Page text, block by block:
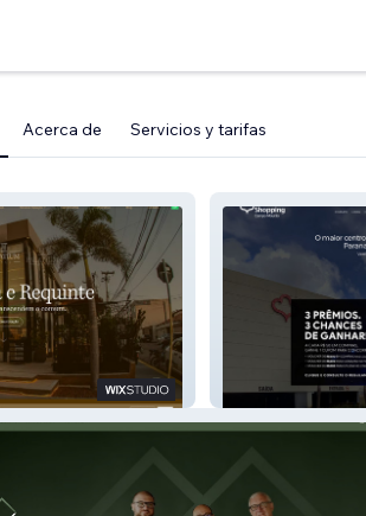
Acerca de Servicios y tarifas
Familia Shopping